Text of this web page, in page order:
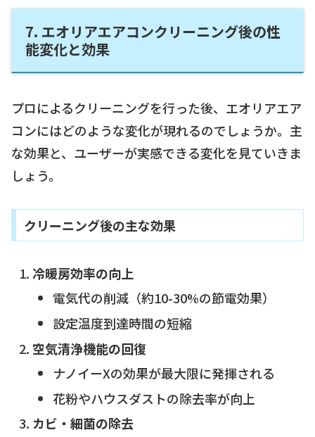
7. エオリアエアコンクリーニング後の性
能変化と効果
プロによるクリーニングを行った後、エオリアエア
コンにはどのような変化が現れるのでしょうか。主
な効果と、ユーザーが実感できる変化を見ていきま
しょう。
クリーニング後の主な効果
冷暖房効率の向上
電気代の削減（約10-30%の節電効果）
設定温度到達時間の短縮
空気清浄機能の回復
ナノイーXの効果が最大限に発揮される
花粉やハウスダストの除去率が向上
カビ・細菌の除去